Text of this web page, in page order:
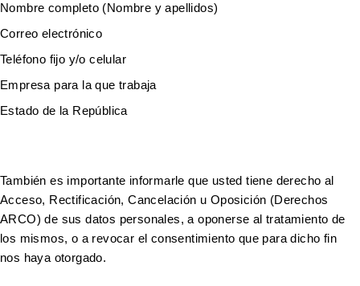
Nombre completo (Nombre y apellidos)
Correo electrónico
Teléfono fijo y/o celular
Empresa para la que trabaja
Estado de la República
También es importante informarle que usted tiene derecho al
Acceso, Rectificación, Cancelación u Oposición (Derechos
ARCO) de sus datos personales, a oponerse al tratamiento de
los mismos, o a revocar el consentimiento que para dicho fin
nos haya otorgado.